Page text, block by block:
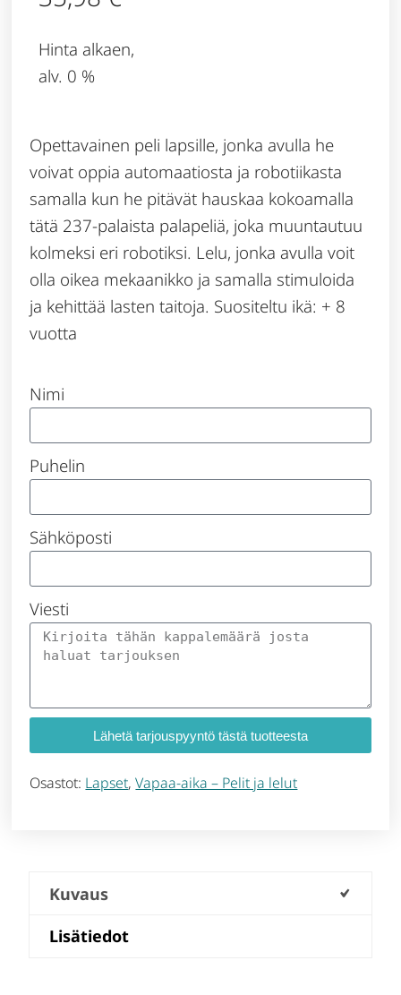
Hinta alkaen,
alv. 0 %
Opettavainen peli lapsille, jonka avulla he
voivat oppia automaatiosta ja robotiikasta
samalla kun he pitävät hauskaa kokoamalla
tätä 237-palaista palapeliä, joka muuntautuu
kolmeksi eri robotiksi. Lelu, jonka avulla voit
olla oikea mekaanikko ja samalla stimuloida
ja kehittää lasten taitoja. Suositeltu ikä: + 8
vuotta
Nimi
Puhelin
Sähköposti
Viesti
Lähetä tarjouspyyntö tästä tuotteesta
Osastot: Lapset,Vapaa-aika – Pelit ja lelut
Kuvaus
Lisätiedot